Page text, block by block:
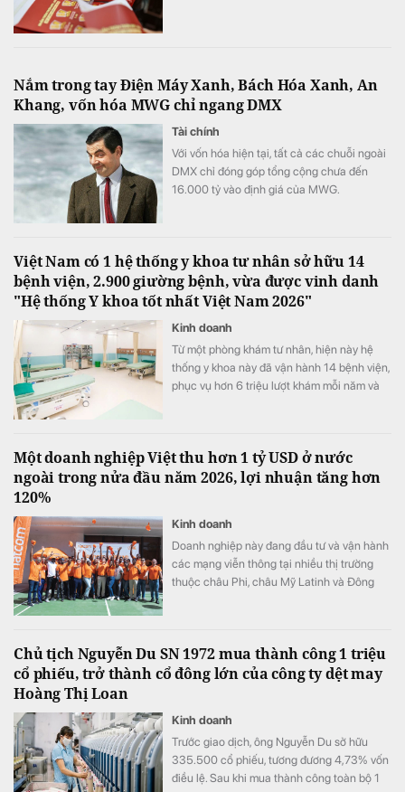
Nắm trong tay Điện Máy Xanh, Bách Hóa Xanh, An
Khang, vốn hóa MWG chỉ ngang DMX
Tài chính
Với vốn hóa hiện tại, tất cả các chuỗi ngoài
DMX chỉ đóng góp tổng cộng chưa đến
16.000 tỷ vào định giá của MWG.
Việt Nam có 1 hệ thống y khoa tư nhân sở hữu 14
bệnh viện, 2.900 giường bệnh, vừa được vinh danh
"Hệ thống Y khoa tốt nhất Việt Nam 2026"
Kinh doanh
Từ một phòng khám tư nhân, hiện này hệ
thống y khoa này đã vận hành 14 bệnh viện,
phục vụ hơn 6 triệu lượt khám mỗi năm và
Một doanh nghiệp Việt thu hơn 1 tỷ USD ở nước
ngoài trong nửa đầu năm 2026, lợi nhuận tăng hơn
120%
Kinh doanh
Doanh nghiệp này đang đầu tư và vận hành
các mạng viễn thông tại nhiều thị trường
thuộc châu Phi, châu Mỹ Latinh và Đông
Chủ tịch Nguyễn Du SN 1972 mua thành công 1 triệu
cổ phiếu, trở thành cổ đông lớn của công ty dệt may
Hoàng Thị Loan
Kinh doanh
Trước giao dịch, ông Nguyễn Du sở hữu
335.500 cổ phiếu, tương đương 4,73% vốn
điều lệ. Sau khi mua thành công toàn bộ 1